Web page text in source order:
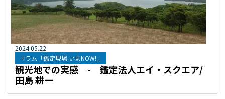
2024.05.22
コラム「鑑定現場 いまNOW!」
観光地での実感 - 鑑定法人エイ・スクエア/
田島 耕一